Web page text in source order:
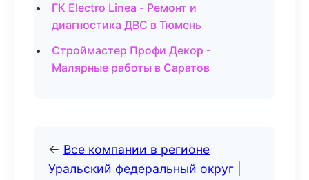
ГК Electro Linea - Ремонт и
диагностика ДВС в Тюмень
Строймастер Профи Декор -
Малярные работы в Саратов
← Все компании в регионе
Уральский федеральный округ